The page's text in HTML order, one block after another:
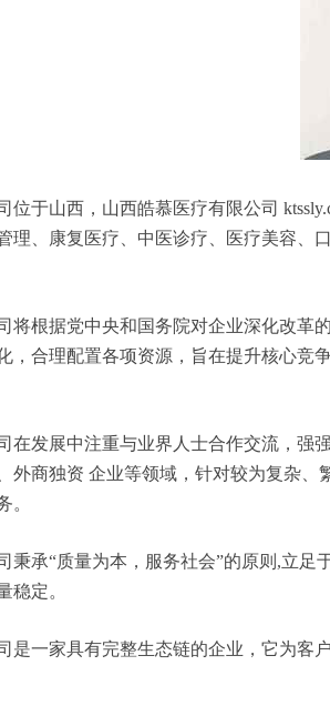
位于山西，山西皓慕医疗有限公司
理、康复医疗、中医诊疗、医疗美容、
将根据党中央和国务院对企业深化改革
，合理配置各项资源，旨在提升核心竞
在发展中注重与业界人士合作交流，强
外商独资 企业等领域，针对较为复杂
。
秉承“质量为本，服务社会”的原则,立
稳定。
是一家具有完整生态链的企业，它为客